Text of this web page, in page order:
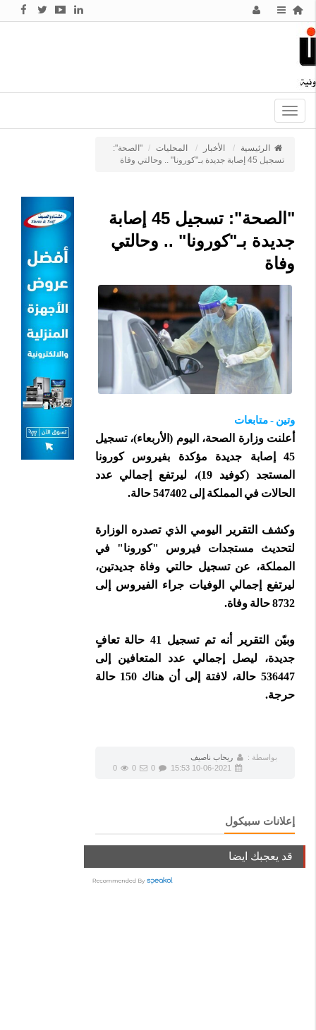
Toggle
navigation
الرئيسية الأخبار المحليات
"الصحة":
تسجيل 45 إصابة جديدة بـ"كورونا" .. وحالتي وفاة
"الصحة": تسجيل 45 إصابة
جديدة بـ"كورونا" .. وحالتي
وفاة
وتين - متابعات
أعلنت وزارة الصحة، اليوم (الأربعاء)، تسجيل
45 إصابة جديدة مؤكدة بفيروس كورونا
المستجد (كوفيد 19)، ليرتفع إجمالي عدد
الحالات في المملكة إلى 547402 حالة.
وكشف التقرير اليومي الذي تصدره الوزارة
لتحديث مستجدات فيروس "كورونا" في
المملكة، عن تسجيل حالتي وفاة جديدتين،
ليرتفع إجمالي الوفيات جراء الفيروس إلى
8732 حالة وفاة.
وبيّن التقرير أنه تم تسجيل 41 حالة تعافٍ
جديدة، ليصل إجمالي عدد المتعافين إلى
536447 حالة، لافتة إلى أن هناك 150 حالة
حرجة.
بواسطة :
ريحاب ناصيف
0
0
إعلانات سبيكول
قد يعجبك ايضا